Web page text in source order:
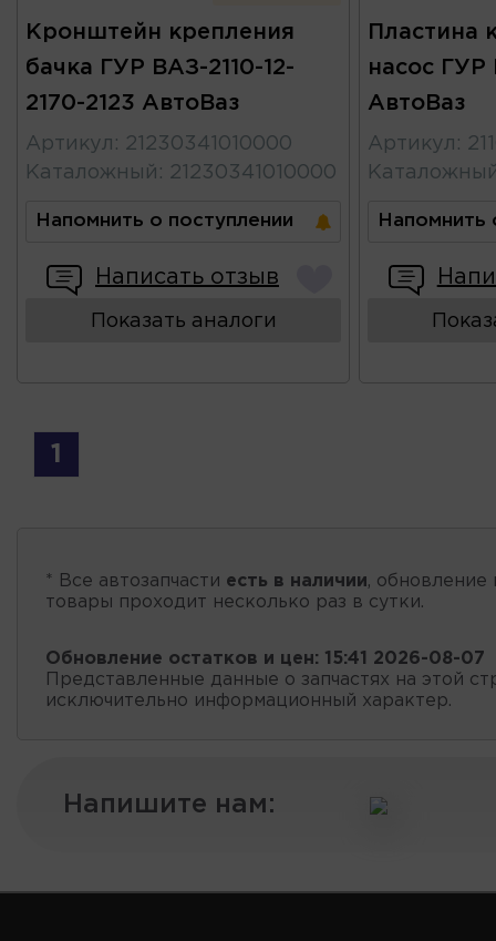
Кронштейн крепления
бачка ГУР ВАЗ-2110-12-
2170-2123 АвтоВаз
Артикул : 21230341010000
Каталожный : 21230341010000
Напомнить о поступлении
Написать отзыв
Показать аналоги
Пластина
насос ГУР
АвтоВаз
Артикул :
Напомнить
1
* Все автозапчасти есть в наличии, обновление
товары проходит несколько раз в сутки.
Обновление остатков и цен: 15:41 2026-08-07
Представленные данные о запчастях на этой
исключительно информационный характер.
Напишите нам: